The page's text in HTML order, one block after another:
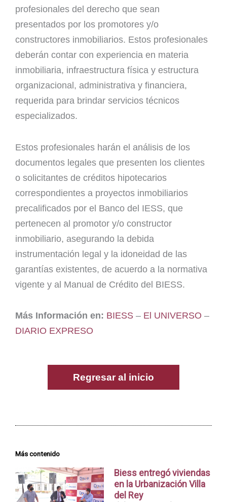
profesionales del derecho que sean
presentados por los promotores y/o
constructores inmobiliarios. Estos profesionales
deberán contar con experiencia en materia
inmobiliaria, infraestructura física y estructura
organizacional, administrativa y financiera,
requerida para brindar servicios técnicos
especializados.
Estos profesionales harán el análisis de los
documentos legales que presenten los clientes
o solicitantes de créditos hipotecarios
correspondientes a proyectos inmobiliarios
precalificados por el Banco del IESS, que
pertenecen al promotor y/o constructor
inmobiliario, asegurando la debida
instrumentación legal y la idoneidad de las
garantías existentes, de acuerdo a la normativa
vigente y al Manual de Crédito del BIESS.
Más Información en: BIESS – El UNIVERSO –
DIARIO EXPRESO
Regresar al inicio
Más contenido
Biess entregó viviendas
en la Urbanización Villa
del Rey